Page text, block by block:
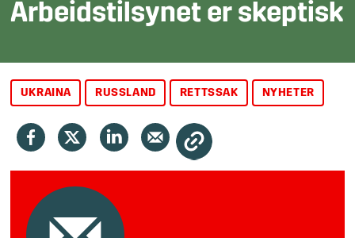
Arbeidstilsynet er skeptisk
UKRAINA RUSSLAND RETTSSAK NYHETER